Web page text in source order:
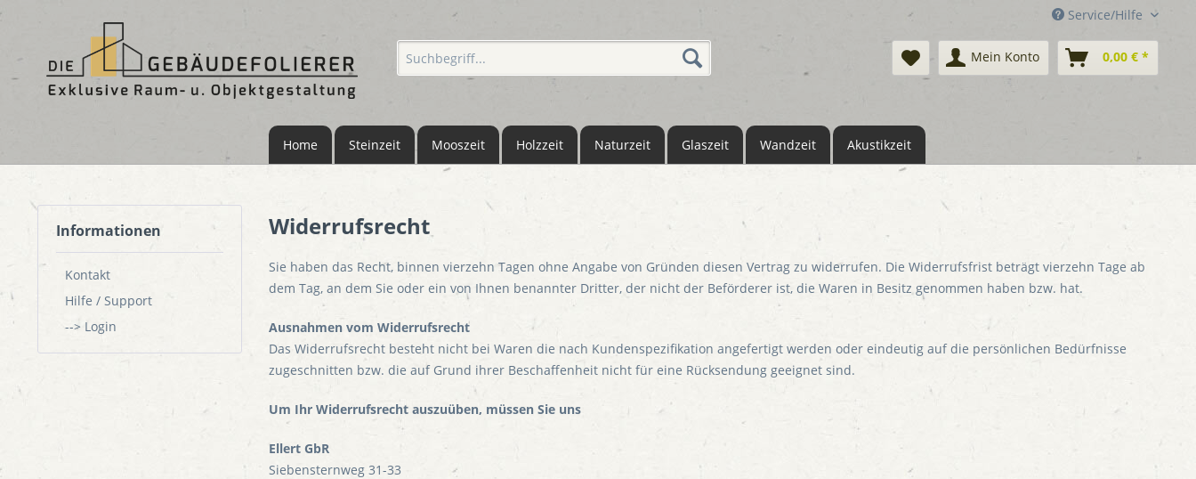
Service/Hilfe
Mein Konto 0,00 € *
Home Steinzeit Mooszeit Holzzeit Naturzeit Glaszeit Wandzeit Akustikzeit
Informationen
Kontakt
Hilfe / Support
--> Login
Widerrufsrecht
Sie haben das Recht, binnen vierzehn Tagen ohne Angabe von Gründen diesen Vertrag zu widerrufen. Die Widerrufsfrist beträgt vierzehn Tage ab
dem Tag, an dem Sie oder ein von Ihnen benannter Dritter, der nicht der Beförderer ist, die Waren in Besitz genommen haben bzw. hat.
Ausnahmen vom Widerrufsrecht
Das Widerrufsrecht besteht nicht bei Waren die nach Kundenspezifikation angefertigt werden oder eindeutig auf die persönlichen Bedürfnisse
zugeschnitten bzw. die auf Grund ihrer Beschaffenheit nicht für eine Rücksendung geeignet sind.
Um Ihr Widerrufsrecht auszuüben, müssen Sie uns
Ellert GbR
Siebensternweg 31-33